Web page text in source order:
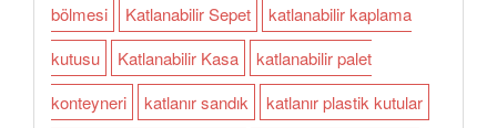
bölmesi
Katlanabilir Sepet
katlanabilir kaplama
kutusu
Katlanabilir Kasa
katlanabilir palet
konteyneri
katlanır sandık
katlanır plastik kutular